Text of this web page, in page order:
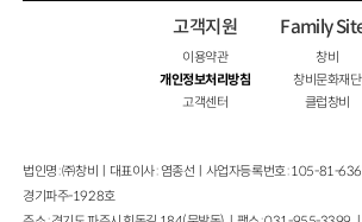
고객지원
이용약관
개인정보처리방침
고객센터
Family
창비
창비문화재단
클럽창비
법인명 : ㈜창비ㅣ대표이사 : 염종선ㅣ사업자등록번호 : 105-81-
경기파주-1928호